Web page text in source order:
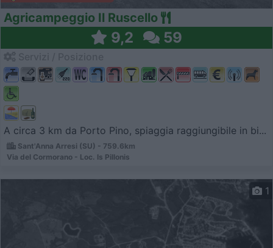
Agricampeggio Il Ruscello
9,2 59
A circa 3 km da Porto Pino, spiaggia raggiungibile in bi...
Sant'Anna Arresi (SU) - 759.6km
Via del Cormorano - Loc. Is Pillonis
1